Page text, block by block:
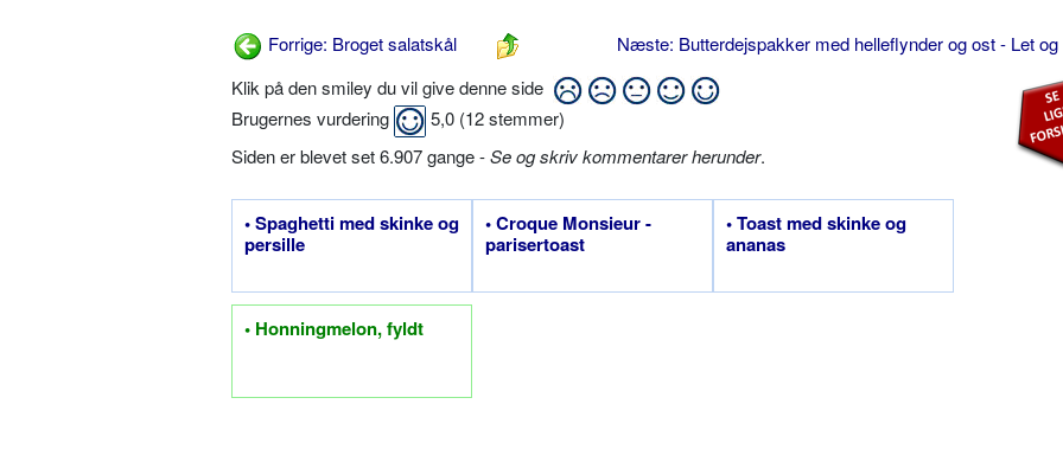
Forrige: Broget salatskål
Næste: Butterdejspakker med helleflynder og ost - Let
Klik på den smiley du vil give denne side
Brugernes vurdering
5,0 (12stemmer)
Siden er blevet set 6.907 gange -Se og skriv kommentarer herunder.
• Spaghetti med skinke og
persille
• Croque Monsieur -
parisertoast
• Toast med skinke og
ananas
• Honningmelon, fyldt